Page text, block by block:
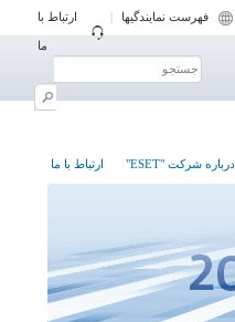
ارتباط با
ما
فهرست نمایندگیها
ارتباط با ما درباره شرکت "ESET"